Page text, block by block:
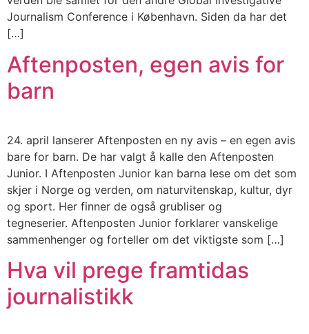
Journalism Conference i København. Siden da har det
[…]
Aftenposten, egen avis for
barn
24. april lanserer Aftenposten en ny avis – en egen avis
bare for barn. De har valgt å kalle den Aftenposten
Junior. I Aftenposten Junior kan barna lese om det som
skjer i Norge og verden, om naturvitenskap, kultur, dyr
og sport. Her finner de også grubliser og
tegneserier. Aftenposten Junior forklarer vanskelige
sammenhenger og forteller om det viktigste som […]
Hva vil prege framtidas
journalistikk